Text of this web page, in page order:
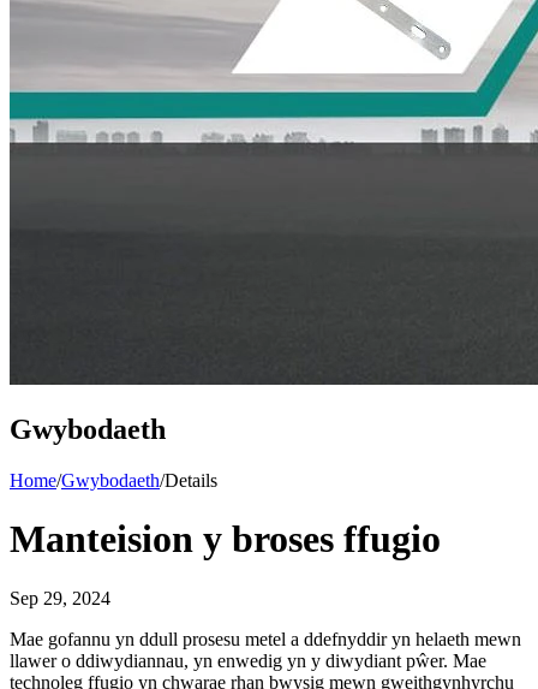
Gwybodaeth
Home/Gwybodaeth/Details
Manteision y broses ffugio
Sep 29, 2024
Mae gofannu yn ddull prosesu metel a ddefnyddir yn helaeth mewn
llawer o ddiwydiannau, yn enwedig yn y diwydiant pŵer. Mae
technoleg ffugio yn chwarae rhan bwysig mewn gweithgynhyrchu